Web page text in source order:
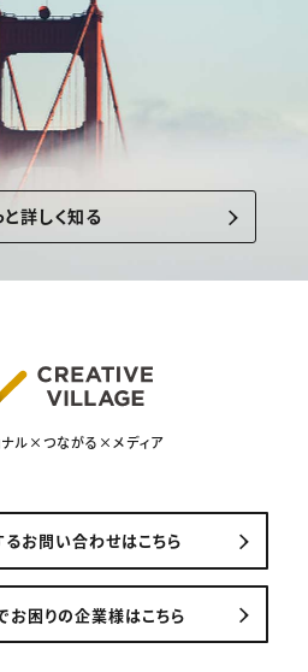
と詳しく知る
ナル×つながる×メディア
お問い合わせはこちら
お困りの企業様はこちら